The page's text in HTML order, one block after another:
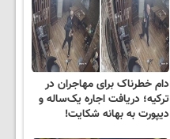
دام خطرناک برای مهاجران در
ترکیه؛ دریافت اجاره یک‌ساله و
دیپورت به بهانه شکایت!